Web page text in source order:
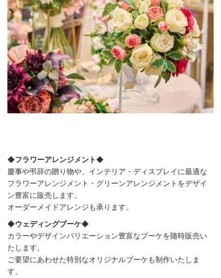
◆フラワーアレンジメント◆
慶事や弔辞の贈り物や 、インテリア・ディスプレイに最適な
フラワーアレンジメント・グリーンアレンジメントをデザイ
ン豊富に販売します。
オーダーメイドアレンジも承ります。
◆ウェディングブーケ◆
カラーやデザインバリエーション豊富なブーケを随時販売い
たします。
ご要望にあわせた特別なオリジナルブーケも制作いたしま
す。